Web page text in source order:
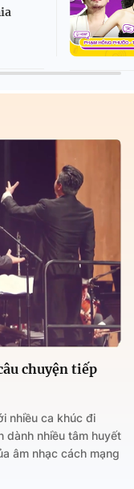
chuyện tiếp
nhiều ca khúc đi
dành nhiều tâm huyết
âm nhạc cách mạng